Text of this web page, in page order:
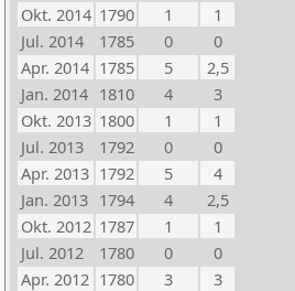
Okt. 2014 1790 1
1
Jul. 2014
1785 0
0
Apr. 2014 1785 5
2,5
Jan. 2014 1810 4
3
Okt. 2013 1800 1
1
Jul. 2013
1792 0
0
Apr. 2013 1792 5
4
Jan. 2013 1794 4
2,5
Okt. 2012 1787 1
1
Jul. 2012
1780 0
0
Apr. 2012 1780 3
3